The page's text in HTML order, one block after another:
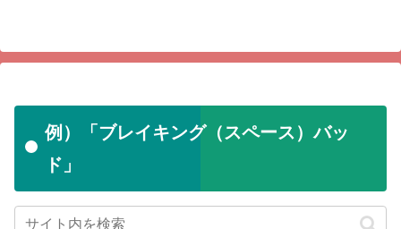
例）「ブレイキング（スペース）バッ
ド」